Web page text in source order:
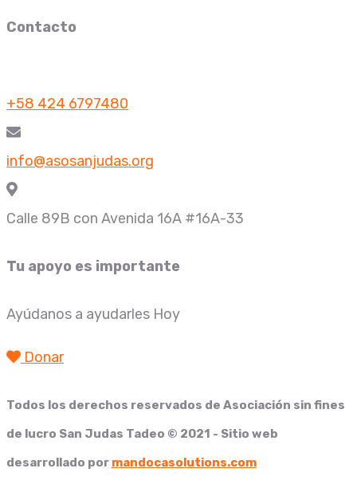
Contacto
+58 424 6797480
info@asosanjudas.org
Calle 89B con Avenida 16A #16A-33
Tu apoyo es importante
Ayúdanos a ayudarles Hoy
Donar
Todos los derechos reservados de Asociación sin fines
de lucro San Judas Tadeo © 2021 - Sitio web
desarrollado por mandocasolutions.com